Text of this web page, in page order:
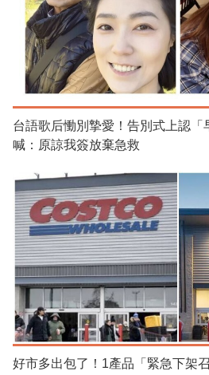
台語歌后慟別摯愛！告別式上認
喊：原諒我簽放棄急救
好市多出包了！1產品「緊急下架